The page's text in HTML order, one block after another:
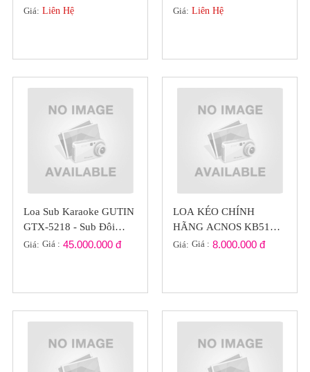
Chuyên Nghiệp Bass 40
Giá: Liên Hệ
SERIES BASS 40 CHÍNH
Giá: Liên Hệ
Loa Sub Karaoke GUTIN
GTX-5218 - Sub Đôi
Bass 50 Chính Hãng Đức
Giá: Giá : 45.000.000 đ
LOA KÉO CHÍNH
HÃNG ACNOS KB51
BASS 5 TẤC CÔNG
Giá: Giá : 8.000.000 đ